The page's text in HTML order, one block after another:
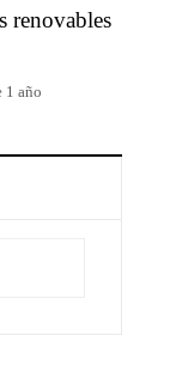
renovables
1 año